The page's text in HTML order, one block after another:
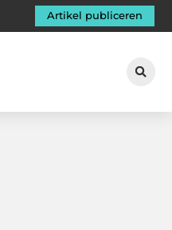
Artikel publiceren